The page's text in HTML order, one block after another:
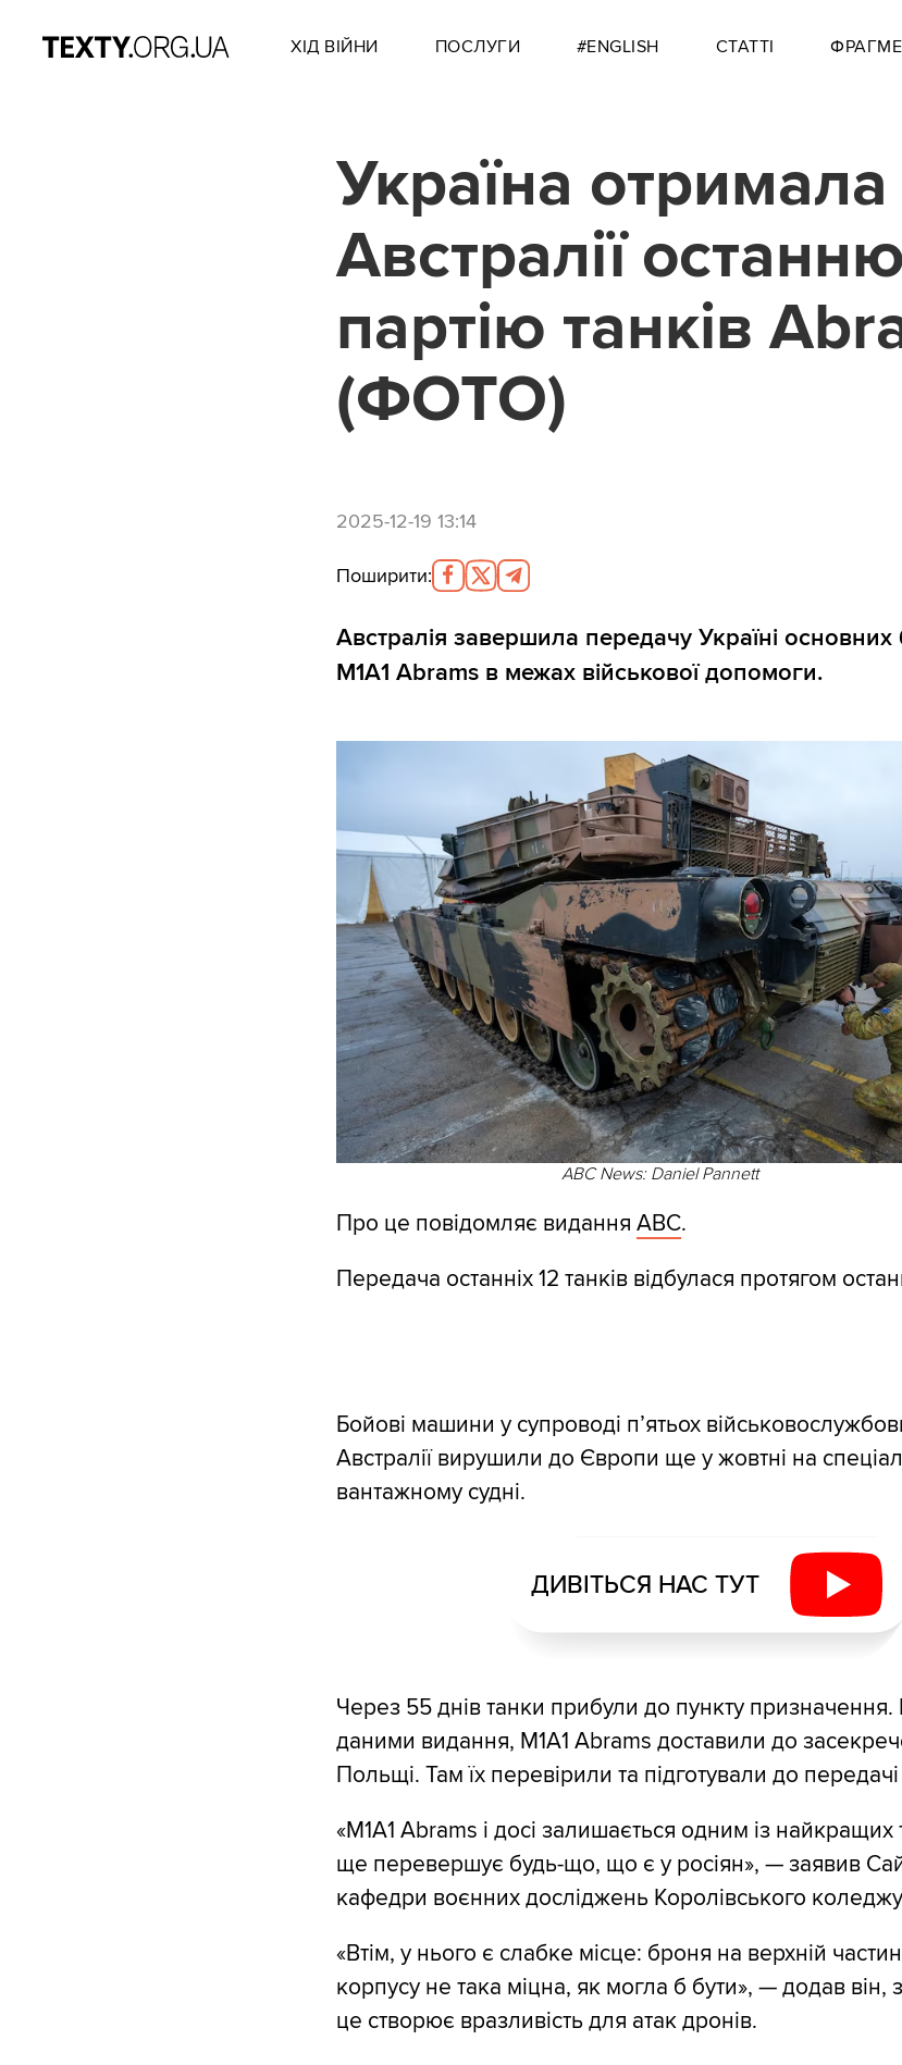
ХІД ВІЙНИ ПОСЛУГИ #ENGLISH СТАТТІ
Україна отримала
Австралії останню
партію танків
(ФОТО)
2025-12-19 13:14
Поширити:
Австралія завершила передачу Україні основних
M1A1 Abrams в межах військової допомоги.
ABC News: Daniel Pannett
Про це повідомляє видання ABC.
Передача останніх 12 танків відбулася протягом
Бойові машини у супроводі п’ятьох
Австралії вирушили до Європи ще у жовтні на
вантажному судні.
ДИВІТЬСЯ НАС ТУТ
Через 55 днів танки прибули до пункту призначення.
даними видання, M1A1 Abrams доставили до
Польщі. Там їх перевірили та підготували до передачі
«M1A1 Abrams і досі залишається одним із найкращих
ще перевершує будь-що, що є у росіян», — заявив
кафедри воєнних досліджень Королівського
«Втім, у нього є слабке місце: броня на верхній
корпусу не така міцна, як могла б бути», — додав
це створює вразливість для атак дронів.